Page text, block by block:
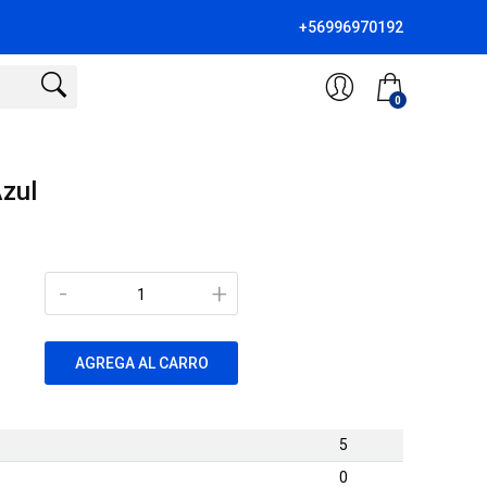
+56996970192
0
+
-
AGREGA AL CARRO
5
0